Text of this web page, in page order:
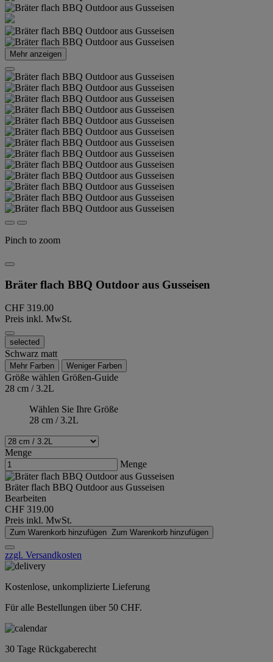
Mehr anzeigen
Pinch to zoom
Bräter flach BBQ Outdoor aus Gusseisen
CHF 319.00
Preis inkl. MwSt.
selected
Schwarz matt
Mehr Farben Weniger Farben
Größe wählen Größen-Guide
28 cm / 3.2L
Wählen Sie Ihre Größe
28 cm / 3.2L
Menge
Menge
Bräter flach BBQ Outdoor aus Gusseisen
Bearbeiten
CHF 319.00
Preis inkl. MwSt.
Zum Warenkorb hinzufügen Zum Warenkorb hinzufügen
zzgl. Versandkosten
Kostenlose, unkomplizierte Lieferung
Für alle Bestellungen über 50 CHF.
30 Tage Rückgaberecht